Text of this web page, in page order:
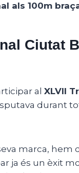
als 100m
Ciutat
al XLVII
durant
marca,
ja és un èxit